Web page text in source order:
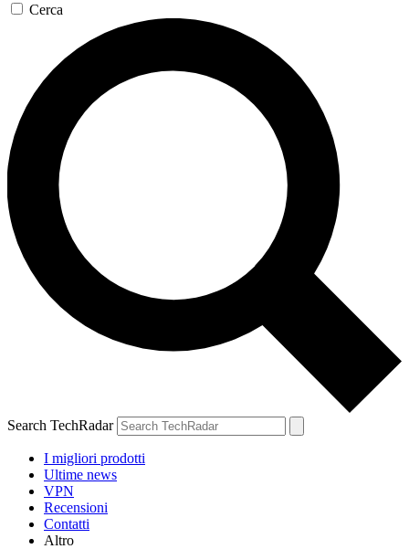
Cerca
Search TechRadar
I migliori prodotti
Ultime news
VPN
Recensioni
Contatti
Altro